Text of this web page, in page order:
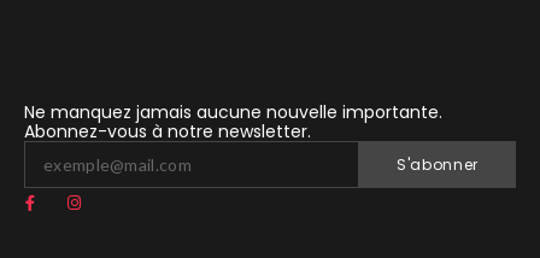
Ne manquez jamais aucune nouvelle importante.
Abonnez-vous à notre newsletter.
S'abonner